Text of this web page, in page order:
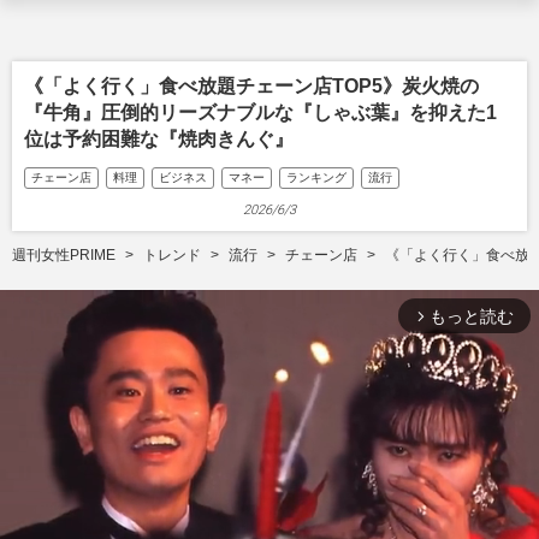
《「よく行く」食べ放題チェーン店TOP5》炭火焼の
『牛角』圧倒的リーズナブルな『しゃぶ葉』を抑えた1
位は予約困難な『焼肉きんぐ』
チェーン店 料理 ビジネス マネー ランキング 流行
2026/6/3
週刊女性PRIME トレンド 流行 チェーン店 《「よく行く」食べ
arrow_forward_ios もっと読む